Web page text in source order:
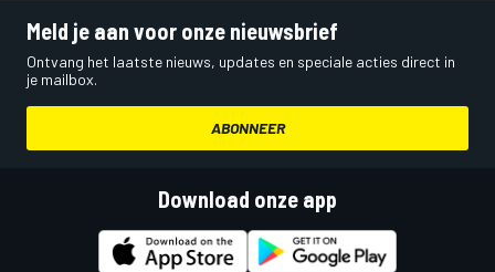
Meld je aan voor onze nieuwsbrief
Ontvang het laatste nieuws, updates en speciale acties direct in
je mailbox.
ABONNEER
Download onze app